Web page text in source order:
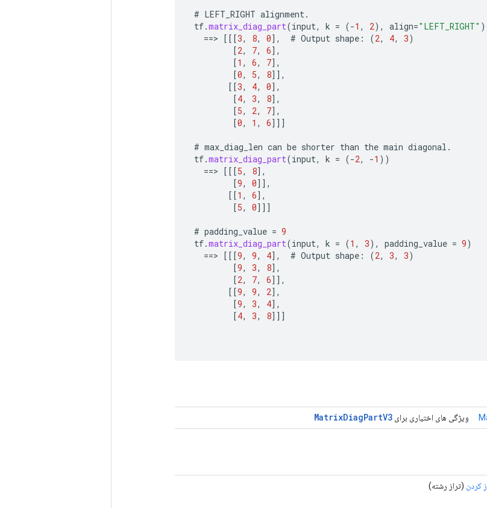
# LEFT_RIGHT alignment.
tf.matrix_diag_part(input, k = (-1 , 2), align="LEFT_RIGHT" )
==> [[[3, 8, 0] , # Output shape : (2, 4, 3)
[2, 7, 6] ,
[1 , 6, 7] ,
[0, 5, 8]] ,
[[3, 4, 0] ,
[4, 3, 8] ,
[5, 2, 7] ,
[0, 1 , 6]]]
# max_diag_len can be shorter than the main diagonal .
tf.matrix_diag_part(input, k = (-2, -1 ))
==> [[[5, 8] ,
[9, 0]] ,
[[1 , 6] ,
[5, 0]]]
# padding_value = 9
tf.matrix_diag_part(input, k = (1 , 3), padding_value = 9)
==> [[[9, 9, 4] , # Output shape : (2, 3, 3)
[9, 3, 8] ,
[2, 7, 6]] ,
[[9, 9, 2] ,
[9, 3, 4] ,
[4, 3, 8]]]
ویژگی های اختیاری برای MatrixDiagPartV3
کردن (تراز رشته)